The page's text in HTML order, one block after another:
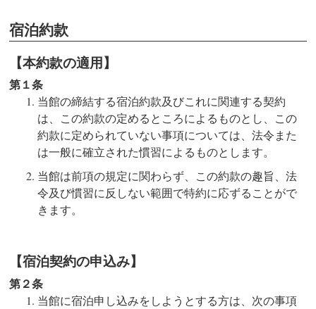
宿泊約款
【本約款の適用】
第１条
当館の締結する宿泊約款及びこれに関連する契約
は、この約款の定めるところによるものとし、この
約款に定められていない事項については、法令また
は一般に確立された慣習によるものとします。
当館は前項の規定に関わらず、この約款の趣旨、法
令及び慣習に反しない範囲で特約に応ずることがで
きます。
【宿泊契約の申込み】
第２条
当館に宿泊申し込みをしようとする方は、次の事項